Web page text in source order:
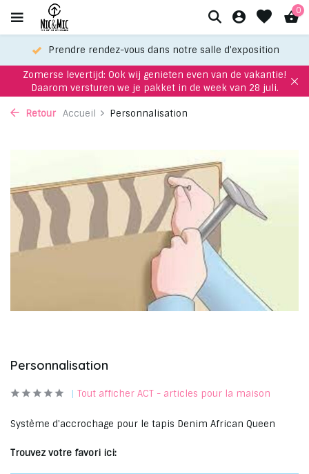
0
Prendre rendez-vous dans notre salle d'exposition
Zomerse levertijd: Ook wij genieten even van de vakantie!
Daarom versturen we je pakket in de week van 28 juli.
Retour Accueil Personnalisation
Personnalisation
Tout afficher ACT - articles pour la maison
Système d'accrochage pour le tapis Denim African Queen
Trouvez votre favori ici: